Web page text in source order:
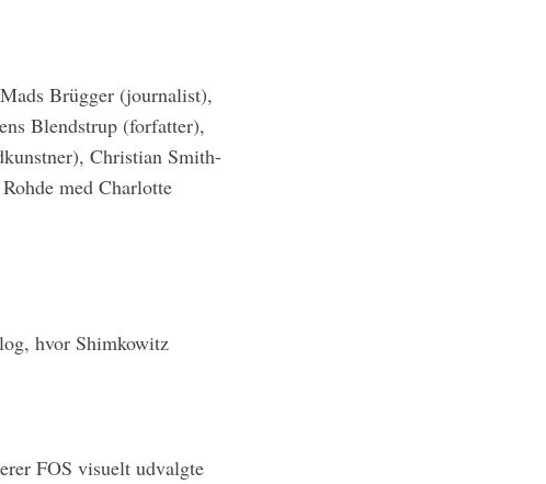
Brügger (journalist),
Blendstrup (forfatter),
Christian Smith-
med Charlotte
hvor Shimkowitz
FOS visuelt udvalgte